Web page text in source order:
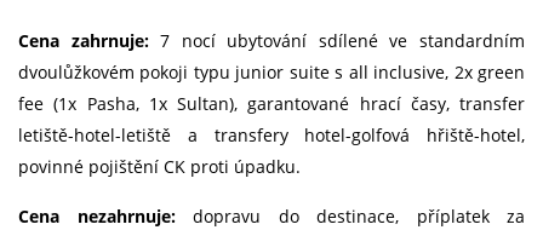
Cena zahrnuje:7 nocí ubytování sdílené ve standardním
dvoulůžkovém pokoji typu junior suite s all inclusive, 2x green
fee (1x Pasha, 1x Sultan), garantované hrací časy, transfer
letiště-hotel-letiště a transfery hotel-golfová hřiště-hotel,
povinné pojištění CK proti úpadku.
Cena nezahrnuje:dopravu do destinace, příplatek za